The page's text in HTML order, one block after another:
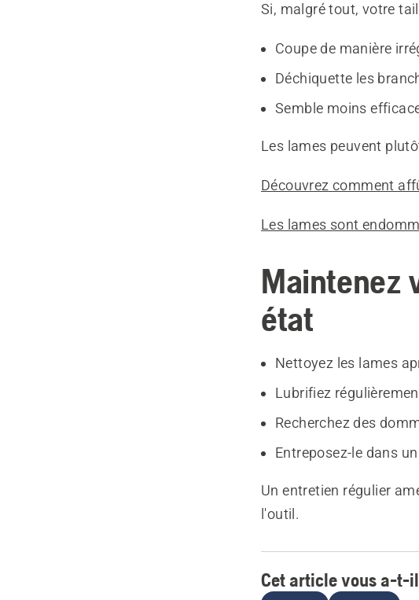
Si, malgré tout, votre
Coupe de manière
Déchiquette les
Semble moins
Les lames peuvent
Découvrez comment
Les lames sont
Maintenez
état
Nettoyez les lames
Lubrifiez
Recherchez des
Entreposez-le dans
Un entretien régulier
l'outil.
Cet article vous a-t-